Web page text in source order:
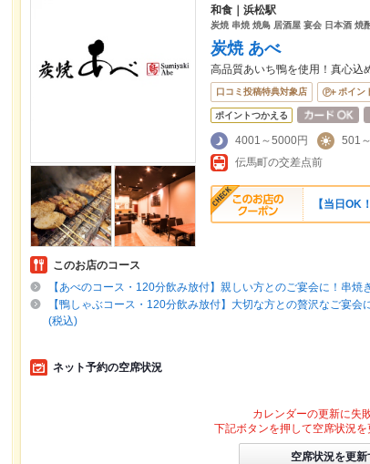
和食｜浜松駅
炭焼 串焼 焼鳥 居酒屋 宴会 日本酒 焼
炭焼 あべ
高品質あいち鴨を使用！真心込
口コミ投稿特典対象店 ポイン
ポイントつかえる
4001～5000円
501
伝馬町の交差点前
【当日OK
このお店のコース
【あべのコース・120分飲み放付】親しい方とのご宴会に！串
【鴨しゃぶコース・120分飲み放付】大切な方との贅沢なご宴
(税込)
ネット予約の空席状況
カレンダーの更新に失
下記ボタンを押して空席状況を
空席状況を更新